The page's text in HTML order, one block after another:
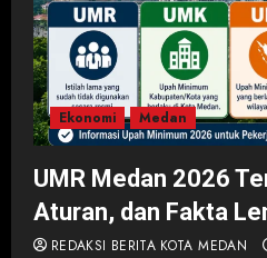
Ekonomi Medan
UMR Medan 2026
Aturan, dan Fakta
REDAKSI BERITA KOTA MEDAN